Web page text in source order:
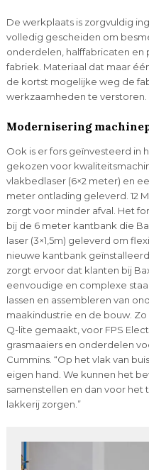
De werkplaats is zorgvuldig
volledig gescheiden om
onderdelen, halffabricaten
fabriek. Materiaal dat maar
de kortst mogelijke weg de
werkzaamheden te verstoren.
Modernisering
Ook is er fors geïnvesteerd in
gekozen voor
vlakbedlaser (6×2 meter) en
meter ontlading geleverd. 12
zorgt voor minder afval. Het
bij de 6 meter kantbank die
laser (3×1,5m) geleverd om
nieuwe kantbank
zorgt ervoor dat klanten bij
eenvoudige en complexe
lassen en assembleren van
maakindustrie en de bouw.
Q-lite gemaakt, voor FPS
grasmaaiers en onderdelen
Cummins. “Op het vlak van
eigen hand. We kunnen het
samenstellen en dan voor het
lakkerij zorgen.”